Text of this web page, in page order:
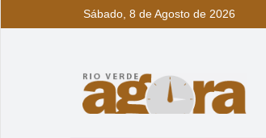
Sábado, 8 de Agosto de 2026